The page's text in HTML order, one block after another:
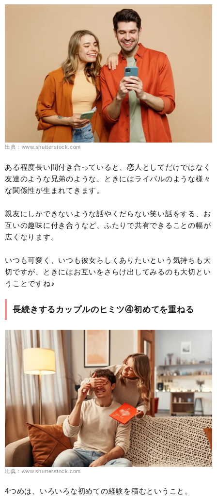
出典：www.shutterstock.com
ある程度長い間付き合っていると、恋人としてだけではなく
友達のような兄弟のような、ときにはライバルのような様々
な関係性が生まれてきます。
親友にしかできないような話やくだらない笑い話をする、お
互いの趣味に付き合うなど、ふたりで共有できることの幅が
広くなります。
いつも可愛く、いつも彼女らしくありたいという気持ちも大
切ですが、ときにはお互いをさらけ出してみるのも大切とい
うことですね♪
長続きするカップルのヒミツ④初めてを重ねる
出典：www.shutterstock.com
4つめは、いろいろな初めての経験を積むということ。